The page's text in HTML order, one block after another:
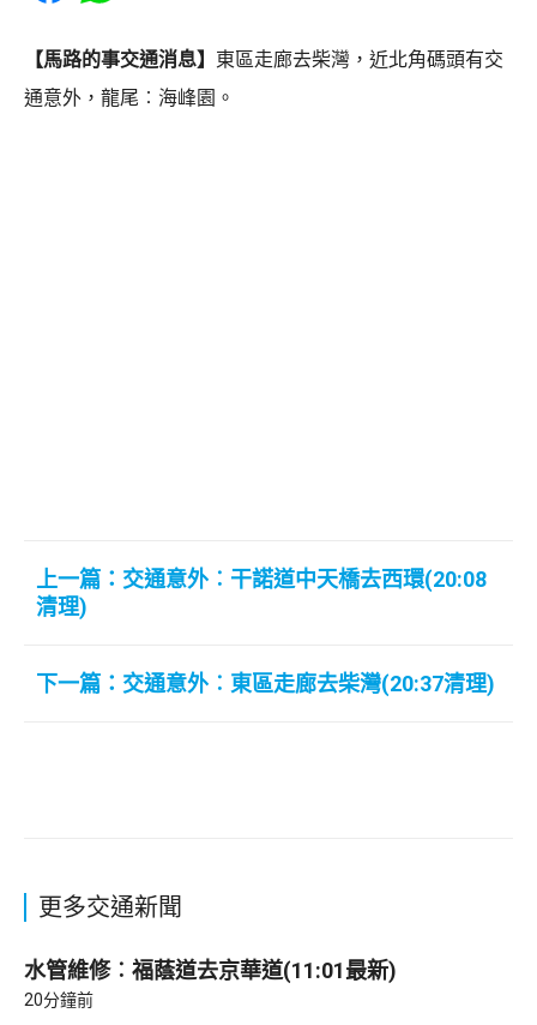
【馬路的事交通消息】 東區走廊去柴灣，近北角碼頭有交
通意外，龍尾︰海峰園。
上一篇：交通意外︰干諾道中天橋去西環(20:08
清理)
下一篇：交通意外︰東區走廊去柴灣(20:37清理)
更多交通新聞
水管維修︰福蔭道去京華道(11:01最新)
20分鐘前